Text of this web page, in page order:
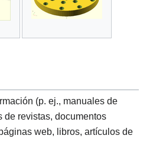
(p. ej., manuales de
de revistas, documentos
web, libros, artículos de